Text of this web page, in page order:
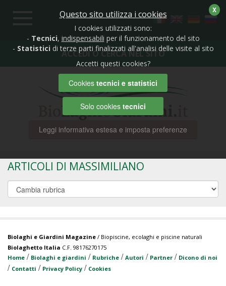
Toggle
navigation
ACCEDI O CERCA NEL SITO
ARTICOLI DI MASSIMILIANO
Biolaghi e Giardini Magazine / Biopiscine, ecolaghi e piscine naturali
Biolaghetto Italia C.F. 98176270175
Home / Biolaghi e giardini / Rubriche / Autori / Partner / Dicono di noi
/ Contatti / Privacy Policy / Cookies
X
Questo sito utilizza i cookies
I cookies utilizzati sono:
- Tecnici, indispensabili per il funzionamento del sito
- Statistici di terze parti finalizzati all'analisi delle visite al sito
Accetti questi cookies?
Cookies tecnici e statistici
Solo cookies tecnici
Leggi informativa estesa e imposta preferenze